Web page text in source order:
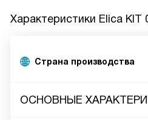
Характеристики Elica KIT
Страна производства
ОСНОВНЫЕ